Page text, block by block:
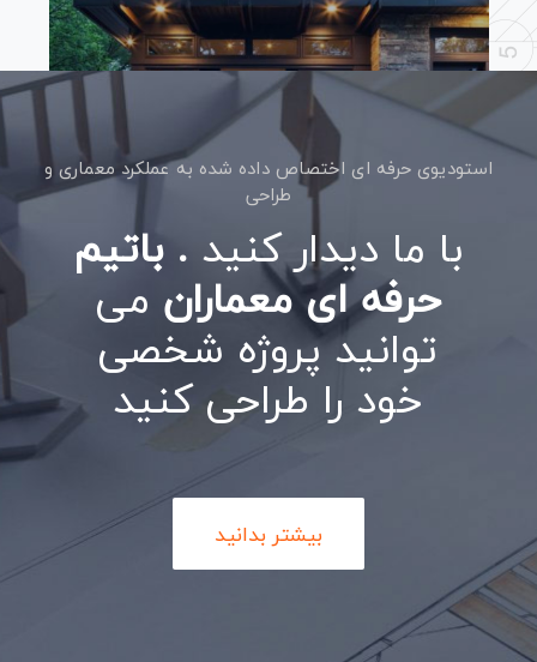
خانه جدید ساخت خانواده
ادامه مطلب
استودیوی حرفه ای اختصاص داده شده به عملکرد معماری و
طراحی
با ما دیدار کنید . باتیم
حرفه ای معماران می
توانید پروژه شخصی
خود را طراحی کنید
بیشتر بدانید